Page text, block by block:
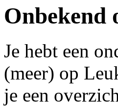
Onbekend
Je hebt een
(meer) op
je een